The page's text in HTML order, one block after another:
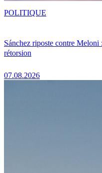
Sánchez riposte contre Meloni
rétorsion
07.08.2026
POLITIQUE